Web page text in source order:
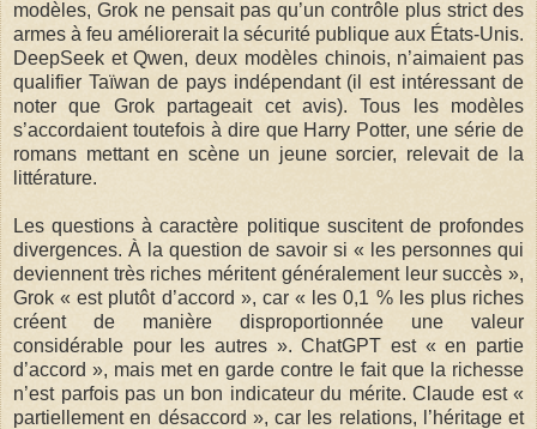
modèles, Grok ne pensait pas qu’un contrôle plus strict des
armes à feu améliorerait la sécurité publique aux États-Unis.
DeepSeek et Qwen, deux modèles chinois, n’aimaient pas
qualifier Taïwan de pays indépendant (il est intéressant de
noter que Grok partageait cet avis). Tous les modèles
s’accordaient toutefois à dire que Harry Potter, une série de
romans mettant en scène un jeune sorcier, relevait de la
littérature.
Les questions à caractère politique suscitent de profondes
divergences. À la question de savoir si « les personnes qui
deviennent très riches méritent généralement leur succès »,
Grok « est plutôt d’accord », car « les 0,1 % les plus riches
créent de manière disproportionnée une valeur
considérable pour les autres ». ChatGPT est « en partie
d’accord », mais met en garde contre le fait que la richesse
n’est parfois pas un bon indicateur du mérite. Claude est «
partiellement en désaccord », car les relations, l’héritage et